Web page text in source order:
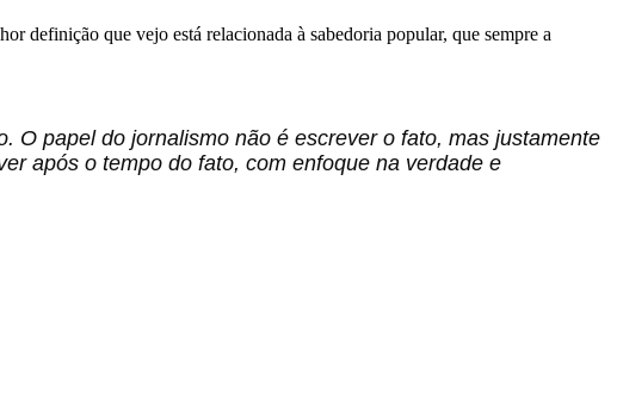
definição que vejo está relacionada à sabedoria popular, que sempre a
O papel do jornalismo não é escrever o fato, mas justamente
após o tempo do fato, com enfoque na verdade e